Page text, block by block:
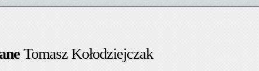
Tomasz Kołodziejczak